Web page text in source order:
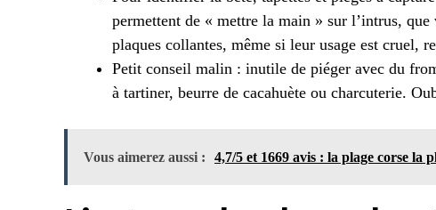
permettent de « mettre la main » sur l’intrus,
plaques collantes, même si leur usage est cruel,
Petit conseil malin : inutile de piéger avec du
à tartiner, beurre de cacahuète ou charcuterie.
Vous aimerez aussi : 4,7/5 et 1669 avis : la plage corse la